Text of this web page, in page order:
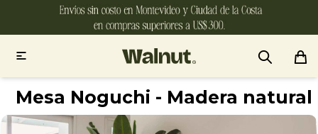

Mesa Noguchi - Madera natural